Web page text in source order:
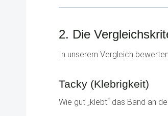
2. Die
In unserem Vergleich
Tacky (Klebrigkeit)
Wie gut „klebt“ das Band an